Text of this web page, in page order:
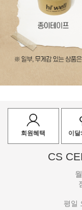
회원혜택 이달
CS
평일